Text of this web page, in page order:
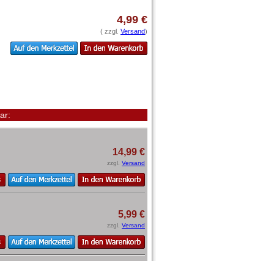
4,99 €
( zzgl. Versand)
14,99 €
zzgl. Versand
5,99 €
zzgl. Versand